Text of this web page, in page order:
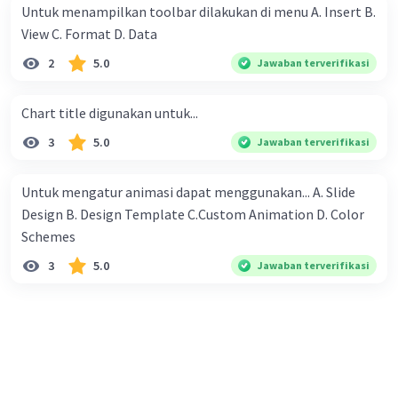
ribu rupiah dan seterusnya. Mereka berniat untuk
membantu petani, dan mereka berdua sudah berjanji
mereka juga diam-diam sudah sepakat untuk membagi
sama rata dari yang diperoleh berdua. Pertanyaannya:
Kepada petani yang mana mereka bekerja sehingga
Untuk menampilkan toolbar dilakukan di menu A. Insert B.
View C. Format D. Data
2 5.0 Jawaban terverifikasi
Chart title digunakan untuk...
3 5.0 Jawaban terverifikasi
Untuk mengatur animasi dapat menggunakan... A. Slide
Design B. Design Template C.Custom Animation D. Color
Schemes​
3 5.0 Jawaban terverifikasi